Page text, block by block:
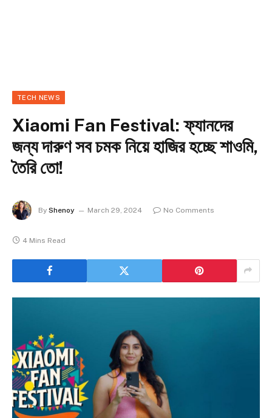
TECH NEWS
Xiaomi Fan Festival: ফ্যানদের
জন্য দারুণ সব চমক নিয়ে হাজির হচ্ছে শাওমি,
তৈরি তো!
By Shenoy March 29, 2024 No Comments
4 Mins Read